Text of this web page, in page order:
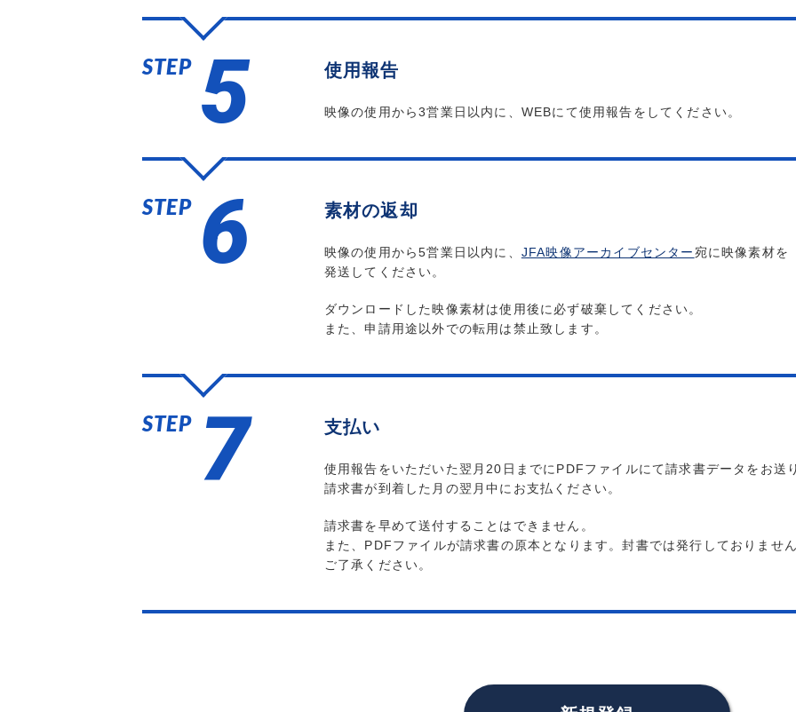
STEP 5 使用報告
映像の使用から3営業日以内に、WEBにて使用報告をしてください。
STEP 6 素材の返却
映像の使用から5営業日以内に、 JFA映像アーカイブセンター宛に映像素材を
発送してください。
ダウンロードした映像素材は使用後に必ず破棄してください。
また、申請用途以外での転用は禁止致します。
STEP 7 支払い
使用報告をいただいた翌月20日までにPDFファイルにて請求書データをお送
請求書が到着した月の翌月中にお支払ください。
請求書を早めて送付することはできません。
また、PDFファイルが請求書の原本となります。封書では発行しておりません
ご了承ください。